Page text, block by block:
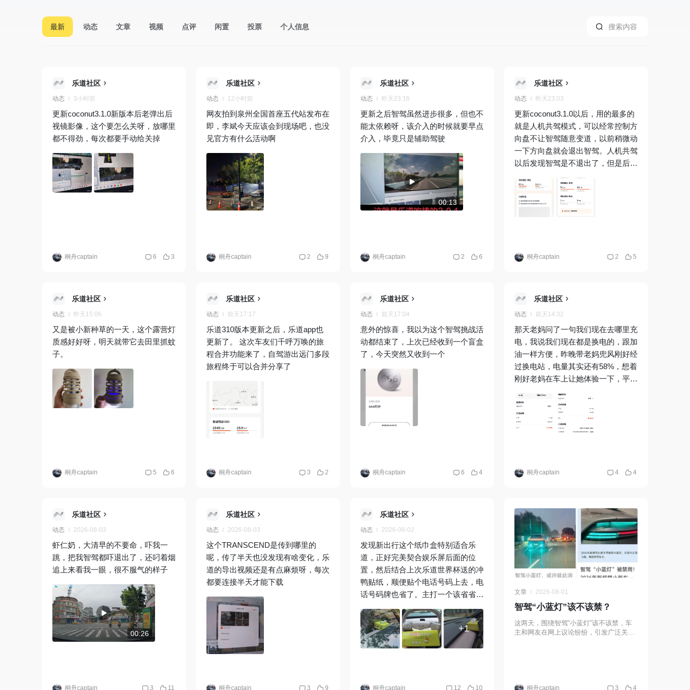
最新 动态 文章 视频 点评 闲置 投票 个人信息
乐道社区
动态 3小时前
更新coconut3.1.0新版本后老弹出后
视镜影像，这个要怎么关呀，放哪里
都不得劲，每次都要手动给关掉
桐舟captain 6 3
乐道社区
动态 12小时前
网友拍到泉州全国首座五代站发布在
即，李斌今天应该会到现场吧，也没
见官方有什么活动啊
桐舟captain 2 9
乐道社区
动态 昨天23:16
更新之后智驾虽然进步很多，但也不
能太依赖呀，该介入的时候就要早点
介入，毕竟只是辅助驾驶
00:13
桐舟captain 2 6
乐道社区
动态 昨天23:03
更新coconut3.1.0以后，用的最多的
就是人机共驾模式，可以经常控制方
向盘不让智驾随意变道，以前稍微动
一下方向盘就会退出智驾。人机共驾
以后发现智驾是不退出了，但是后台
占总里程的95%以上，现在反而只有
百分五十多了。不知道这个数据是怎
么统计的，搞不懂
桐舟captain 2 5
乐道社区
动态 昨天15:06
又是被小新种草的一天，这个露营灯
质感好好呀，明天就带它去田里抓蚊
子。
桐舟captain 5 6
乐道社区
动态 前天17:17
乐道310版本更新之后，乐道app也
更新了。 这次车友们千呼万唤的旅
程合并功能来了，自驾游出远门多段
旅程终于可以合并分享了
桐舟captain 3 2
乐道社区
动态 前天17:04
意外的惊喜，我以为这个智驾挑战活
动都结束了，上次已经收到一个盲盒
了，今天突然又收到一个
桐舟captain 6 4
乐道社区
动态 前天14:32
那天老妈问了一句我们现在去哪里充
电，我说我们现在都是换电的，跟加
油一样方便，昨晚带老妈兜风刚好经
过换电站，电量其实还有58%，想着
刚好老妈在车上让她体验一下，平时
24度电都35元了，前天充了48度才
27元，峰谷的差价还是挺大的，好
在老妈体验过后连连称赞，感叹现在
桐舟captain 4 4
乐道社区
动态 2026-08-03
虾仁奶，大清早的不要命，吓我一
跳，把我智驾都吓退出了，还叼着烟
追上来看我一眼，很不服气的样子
00:26
桐舟captain 3 11
乐道社区
动态 2026-08-03
这个TRANSCEND是传到哪里的
呢，传了半天也没发现有啥变化，乐
道的导出视频还是有点麻烦呀，每次
都要连接半天才能下载
桐舟captain 3 9
乐道社区
动态 2026-08-02
发现新出行这个纸巾盒特别适合乐
道，正好完美契合娱乐屏后面的位
置，然后结合上次乐道世界杯送的冲
鸭贴纸，顺便贴个电话号码上去，电
话号码牌也省了。主打一个该省省该
虽然没有香味了还是一直挂着，“向
山海，赴相逢”，我喜欢上面的词哈
哈@小新同学
+1
桐舟captain 12 10
文章 2026-08-01
智驾“小蓝灯”该不该禁？
这两天，围绕智驾“小蓝灯”该不该禁，车
主和网友在网上议论纷纷，引发广泛关
桐舟captain 3 4